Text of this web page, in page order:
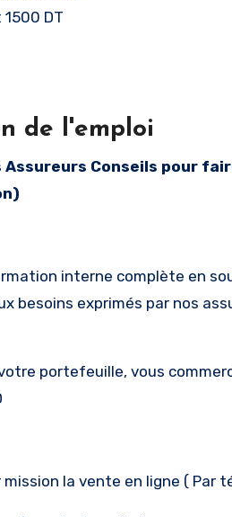
DT
de l'emploi
interne complète en
besoins exprimés par nos
portefeuille, vous
mission la vente en ligne (